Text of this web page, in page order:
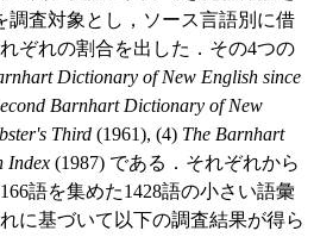
調査対象とし，ソース言語別に借
ぞれの割合を出した．その4つの
Dictionary of New English since
Barnhart Dictionary of New
Third (1961), (4) The Barnhart
Index (1987) である．それぞれから
語を集めた1428語の小さい語彙
に基づいて以下の調査結果が得ら